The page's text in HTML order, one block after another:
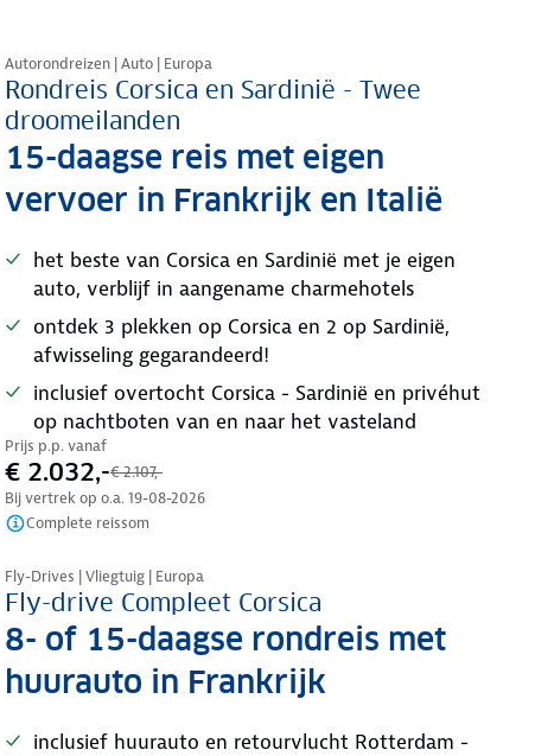
Autorondreizen | Auto | Europa
Rondreis Corsica en Sardinië - Twee
droomeilanden
15-daagse reis met eigen
vervoer in Frankrijk en Italië
het beste van Corsica en Sardinië met je eigen
auto, verblijf in aangename charmehotels
ontdek 3 plekken op Corsica en 2 op Sardinië,
afwisseling gegarandeerd!
inclusief overtocht Corsica - Sardinië en privéhut
op nachtboten van en naar het vasteland
Prijs p.p. vanaf
€ 2.032,-€ 2.107,-
Bij vertrek op o.a. 19-08-2026
Complete reissom
Fly-Drives | Vliegtuig | Europa
Fly-drive Compleet Corsica
8- of 15-daagse rondreis met
huurauto in Frankrijk
inclusief huurauto en retourvlucht Rotterdam -